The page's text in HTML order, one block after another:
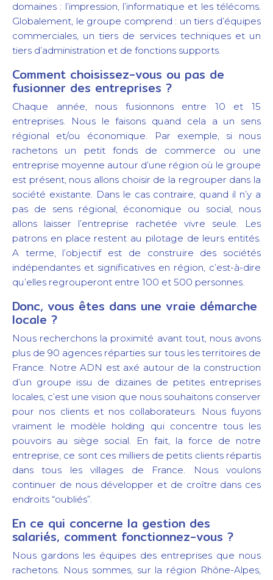
domaines : l’impression, l’informatique et les télécoms.
Globalement, le groupe comprend : un tiers d’équipes
commerciales, un tiers de services techniques et un
tiers d’administration et de fonctions supports.
Comment choisissez-vous ou pas de
fusionner des entreprises ?
Chaque année, nous fusionnons entre 10 et 15
entreprises. Nous le faisons quand cela a un sens
régional et/ou économique. Par exemple, si nous
rachetons un petit fonds de commerce ou une
entreprise moyenne autour d’une région où le groupe
est présent, nous allons choisir de la regrouper dans la
société existante. Dans le cas contraire, quand il n’y a
pas de sens régional, économique ou social, nous
allons laisser l’entreprise rachetée vivre seule. Les
patrons en place restent au pilotage de leurs entités.
A terme, l’objectif est de construire des sociétés
indépendantes et significatives en région, c’est-à-dire
qu’elles regrouperont entre 100 et 500 personnes.
Donc, vous êtes dans une vraie démarche
locale ?
Nous recherchons la proximité avant tout, nous avons
plus de 90 agences réparties sur tous les territoires de
France. Notre ADN est axé autour de la construction
d’un groupe issu de dizaines de petites entreprises
locales, c’est une vision que nous souhaitons conserver
pour nos clients et nos collaborateurs. Nous fuyons
vraiment le modèle holding qui concentre tous les
pouvoirs au siège social. En fait, la force de notre
entreprise, ce sont ces milliers de petits clients répartis
dans tous les villages de France. Nous voulons
continuer de nous développer et de croître dans ces
endroits “oubliés”.
En ce qui concerne la gestion des
salariés, comment fonctionnez-vous ?
Nous gardons les équipes des entreprises que nous
rachetons. Nous sommes, sur la région Rhône-Alpes,